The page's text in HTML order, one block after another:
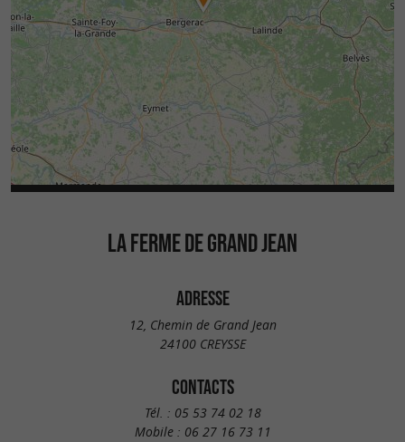
LA FERME DE GRAND JEAN
ADRESSE
12, Chemin de Grand Jean
24100 CREYSSE
CONTACTS
Tél. : 05 53 74 02 18
Mobile : 06 27 16 73 11